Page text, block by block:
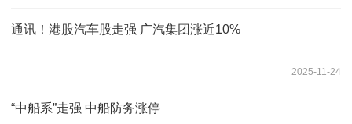
通讯！港股汽车股走强 广汽集团涨近10%
2025-11-24
“中船系”走强 中船防务涨停